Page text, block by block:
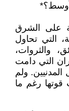
على الشرق
التي تحاول
والثروات،
التي دامت
ولم
قوتها رغم ما